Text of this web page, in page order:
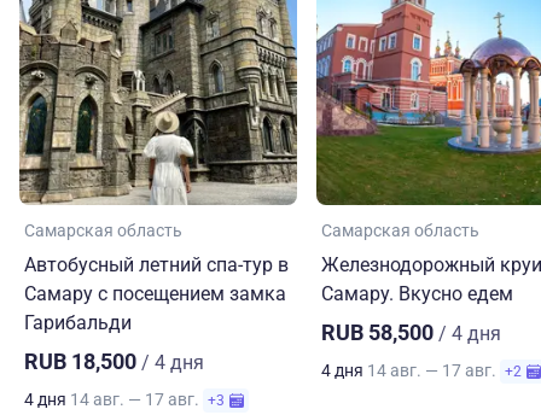
Самарская область
Автобусный летний спа-тур в
Самару с посещением замка
Гарибальди
RUB 18,500 / 4 дня
4 дня 14 авг. — 17 авг. +3
Самарская область
Железнодорожный
Самару. Вкусно едем
RUB 58,500 / 4 дня
4 дня 14 авг. — 17 авг. +2